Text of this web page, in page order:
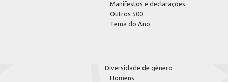
Manifestos e declarações
Outros 500
Tema do Ano
Diversidade de gênero
Homens